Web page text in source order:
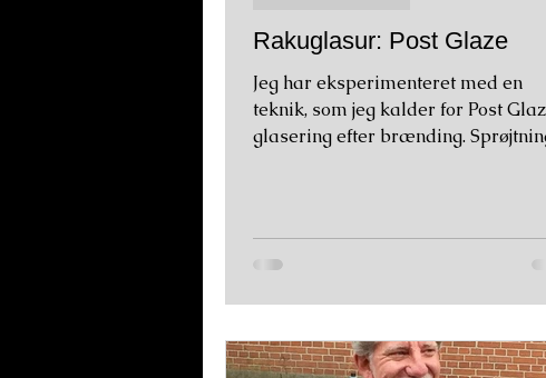
Rakuglasur: Post Glaze
Jeg har eksperimenteret med en
teknik, som jeg kalder for Post
glasering efter brænding. Sprøjtning: